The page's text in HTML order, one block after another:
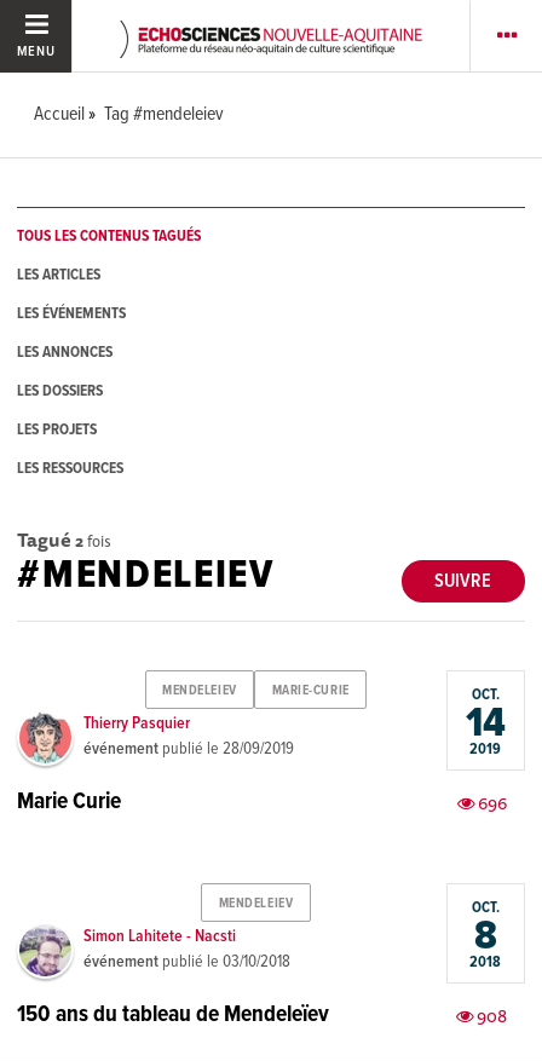
MENU
Accueil Tag #mendeleiev
TOUS LES CONTENUS TAGUÉS
LES ARTICLES
LES ÉVÉNEMENTS
LES ANNONCES
LES DOSSIERS
LES PROJETS
LES RESSOURCES
Tagué 2fois
SUIVRE
#MENDELEIEV
MENDELEIEV MARIE-CURIE
Thierry Pasquier
événement publié le28/09/2019
OCT.
14
2019
696
Marie Curie
MENDELEIEV
Simon Lahitete - Nacsti
événement publié le03/10/2018
OCT.
8
2018
908
150 ans du tableau de Mendeleïev